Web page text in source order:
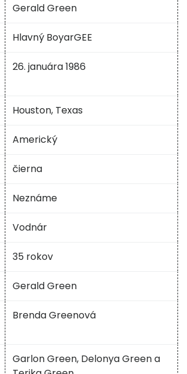
Gerald Green
Hlavný BoyarGEE
26. januára 1986
Houston, Texas
Americký
čierna
Neznáme
Vodnár
35 rokov
Gerald Green
Brenda Greenová
Garlon Green, Delonya Green a